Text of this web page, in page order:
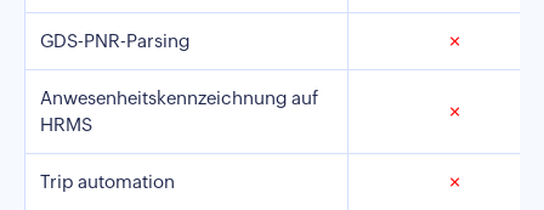
GDS-PNR-Parsing ✗
Anwesenheitskennzeichnung auf
HRMS
✗
Trip automation ✗